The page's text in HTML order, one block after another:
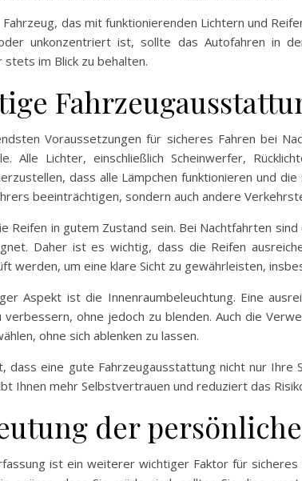
das mit funktionierenden Lichtern und
unkonzentriert ist, sollte das Autofahren in
im Blick zu behalten.
Voraussetzungen für sicheres Fahren bei
Alle Lichter, einschließlich Scheinwerfer,
dass alle Lämpchen funktionieren und
beeinträchtigen, sondern auch andere
Reifen in gutem Zustand sein. Bei Nachtfahrten
Daher ist es wichtig, dass die Reifen
werden, um eine klare Sicht zu gewährleisten,
Aspekt ist die Innenraumbeleuchtung. Eine
ohne jedoch zu blenden. Auch die
ohne sich ablenken zu lassen.
dass eine gute Fahrzeugausstattung nicht nur
Ihnen mehr Selbstvertrauen und reduziert das
der
ist ein weiterer wichtiger Faktor für